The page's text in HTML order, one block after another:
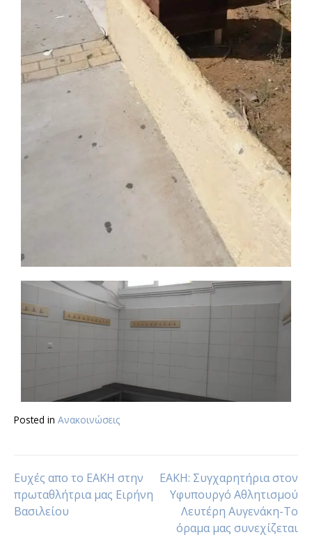
Posted in Ανακοινώσεις
Ευχές απο το ΕΑΚΗ στην
πρωταθλήτρια μας Ειρήνη
Βασιλείου
ΕΑΚΗ: Συγχαρητήρια στον
Υφυπουργό Αθλητισμού
Λευτέρη Αυγενάκη-Το
όραμα μας συνεχίζεται